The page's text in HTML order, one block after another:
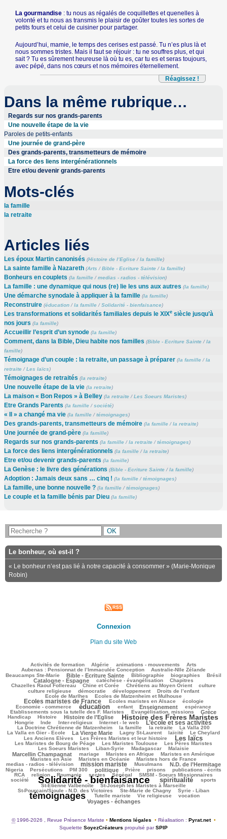
La gourmandise : tu nous as régalés de coquillettes et quenelles à
volonté et tu nous as transmis le plaisir de goûter toutes les sortes de
petits fours et celui de cuisiner pour partager.
Aujourd’hui, mamie, le temps des cerises est passé. Tu n’es plus là et
nous sommes tristes. Mais il faut se réjouir : tu ne souffres plus, et qui
sait ? Tu es sûrement heureuse là où tu es, car tu es et seras toujours,
avec pépé, dans nos cœurs et nos mémoires éternellement.
Réagissez !
Dans la même rubrique…
Regards sur nos grands-parents
Une nouvelle étape de la vie
Paroles de petits-enfants
Une journée de grand-père
Des grands-parents, transmetteurs de mémoire
La force des liens intergénérationnels
Etre et/ou devenir grands-parents
Mots-clés
la famille
la retraite
Articles liés
Les époux Martin canonisés (Histoire de l’Eglise/la famille)
La sainte famille à Nazareth (Arts /Bible - Ecriture Sainte/la famille)
Bonheurs en couplets (la famille/medias - radios - télévision)
La famille : une dynamique qui nous (re) lie les uns aux autres (la famille)
Une démarche synodale à appliquer à la famille (la famille)
Reconstruire (éducation/la famille/Solidarité - bienfaisance)
Les transformations et solidarités familiales depuis le XIXesiècle jusqu’à
nos jours (la famille)
Accueillir l’esprit d’un synode (la famille)
Comment, dans la Bible, Dieu habite nos familles (Bible - Ecriture Sainte/la
famille)
Témoignage d’un couple : la retraite, un passage à préparer (la famille/la
retraite/Les laïcs)
Témoignages de retraités (la retraite)
Une nouvelle étape de la vie (la retraite)
La maison « Bon Repos » à Belley (la retraite/Les Soeurs Maristes)
Etre Grands Parents (la famille/société)
« Il » a changé ma vie (la famille/témoignages)
Des grands-parents, transmetteurs de mémoire (la famille/la retraite)
Une journée de grand-père (la famille)
Regards sur nos grands-parents (la famille/la retraite/témoignages)
La force des liens intergénérationnels (la famille/la retraite)
Etre et/ou devenir grands-parents (la famille)
La Genèse : le livre des générations (Bible - Ecriture Sainte/la famille)
Adoption : Jamais deux sans … cinq ! (la famille/témoignages)
La famille, une bonne nouvelle ? (la famille/témoignages)
Le couple et la famille bénis par Dieu (la famille)
Le bonheur, où est-il ?
« Le bonheur n’est pas lié à notre capacité à consommer » (Marie-Monique
Robin)
Connexion
Plan du site Web
Activités de formation Algérie animations - mouvements Arts
Aubenas : Pensionnat de l’Immaculée Conception
54/2429 Australie-Nlle Zélande
73/2429
Beaucamps Ste-Marie
529/2429 Bible - Ecriture Sainte
39/2429 Bibliographie
410/2429 biographies
105/2429 Brésil
695/2429
Catalogne - Espagne catéchèse - évangélisation Chapitres
Chazelles Raoul Follereau
99/2429 Chine et Corée
236/2429 Chrétiens au Moyen Orient
279/2429 culture
30/2429
culture religieuse
démocratie développement Droits de l’enfant
Ecole de Marlhes
Ecoles de Matzenheim et Mulhouse
Ecoles maristes de France
170/2429 Ecoles maristes en Alsace
357/2429 écologie
112/2429
Economie - commerce
1260/2429 éducation
117/2429 enfant
609/2429 Enseignement
180/2429 espérance
65/2429
Etablissements sous la tutelle des F. Maristes
166/2429 Evangélisation, missions
768/2429 Grèce
55/2429
Handicap
196/2429 Histoire
670/2429 Histoire de l’Eglise
1413/2429 Histoire des Frères Maristes
109/2429
Hongrie
29/2429 Inde
72/2429 Inter-religieux
162/2429 Internet - le web
924/2429 L’école et ses activités
38/2429
La Doctrine Chrétienne de Matzenheim
271/2429 la famille
87/2429 la retraite
26/2429 La Valla 200
91/2429
La Valla en Gier - Ecole
630/2429 La Vierge Marie
300/2429 Lagny St-Laurent
273/2429 laïcité
224/2429 Le Cheylard
52/2429
Les Anciens Elèves
122/2429 Les Frères Maristes et leur histoire
1275/2429 Les laïcs
463/2429
Les Maristes de Bourg de Péage
195/2429 Les Maristes Toulouse
468/2429 Les Pères Maristes
393/2429
Les Soeurs Maristes
Liban-Syrie Madagascar Malaisie
Marcellin Champagnat
25/2429 mariage
326/2429 Maristes en Afrique
244/2429 Maristes en Amérique
266/2429
Maristes en Asie
Maristes en Océanie Maristes hors de France
medias - radios - télévision
910/2429 mission mariste
44/2429 Musulmans
637/2429 N.D. de l’Hermitage
51/2429
Nigeria
153/2429 Persécutions
125/2429 PM 300
571/2429 politique
176/2429 Prière
98/2429 prisons
242/2429 publications - écrits
146/2429
RCA
157/2429 religion
44/2429 Roumanie
42/2429 sectes
60/2429 Sénégal
330/2429 SMSM - Soeurs Missionnaires
232/2429
société
2429/2429 Solidarité - bienfaisance
1187/2429 spiritualité
239/2429 sports
146/2429
St-Etienne Valbenoîte
St-Joseph les Maristes à Marseille
St-Pourçain/Sioule - N.D. des Victoires
53/2429 Ste-Marie de Chagny
32/2429 Syrie - Liban
2125/2429
témoignages Tutelle mariste Vie religieuse vocation
Voyages - échanges
©1996-2026 , Revue Présence Mariste • Mentions légales • Réalisation : Pyrat.net •
Squelette SoyezCréateurs propulsé parSPIP